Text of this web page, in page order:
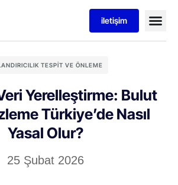
iletişim
TESPIT VE ÖNLEME
Yerelleştirme: Bulut
Türkiye’de Nasıl
Yasal Olur?
25 Şubat 2026